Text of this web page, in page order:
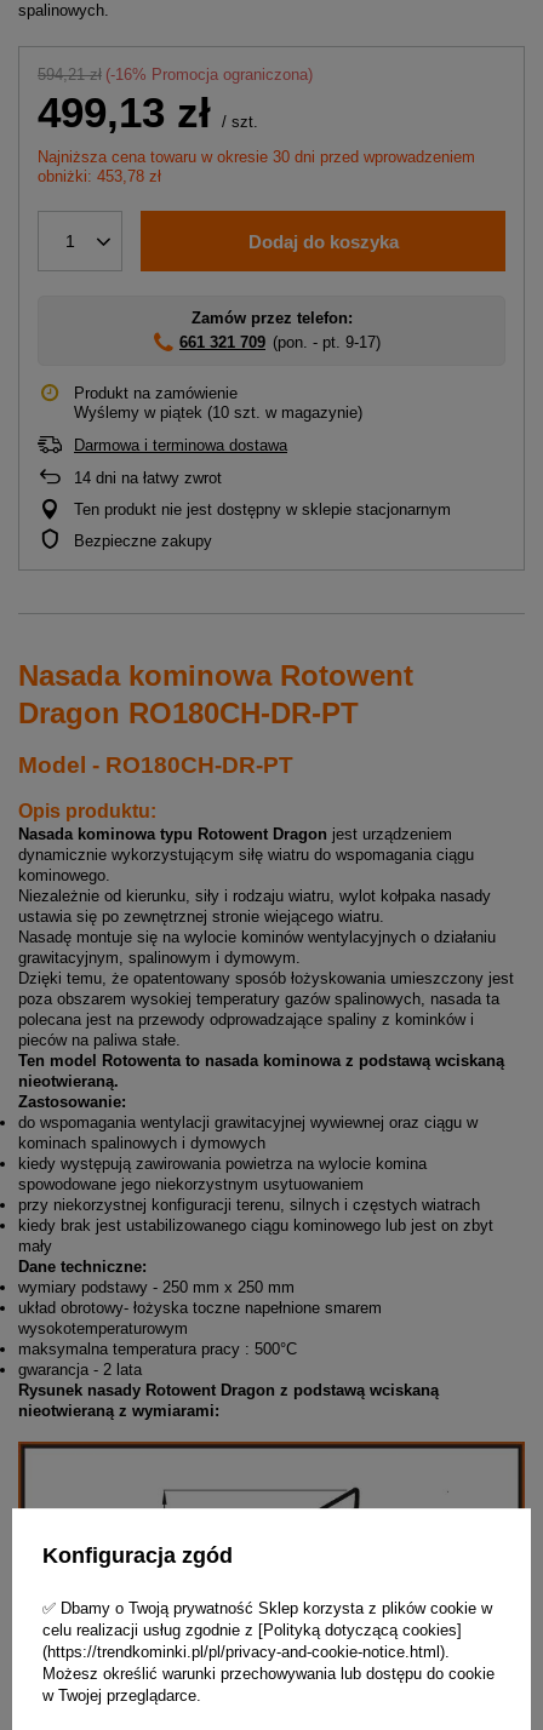
spalinowych.
594,21 zł (-16% Promocja ograniczona)
499,13 zł / szt.
Najniższa cena towaru w okresie 30 dni przed wprowadzeniem
obniżki: 453,78 zł
1 Dodaj do koszyka
Zamów przez telefon:
661 321 709 (pon. - pt. 9-17)
Produkt na zamówienie
Wyślemy w piątek (10 szt. w magazynie)
Darmowa i terminowa dostawa
14 dni na łatwy zwrot
Ten produkt nie jest dostępny w sklepie stacjonarnym
Bezpieczne zakupy
Nasada kominowa Rotowent
Dragon RO180CH-DR-PT
Model - RO180CH-DR-PT
Opis produktu:
Nasada kominowa typu Rotowent Dragon jest urządzeniem
dynamicznie wykorzystującym siłę wiatru do wspomagania ciągu
kominowego.
Niezależnie od kierunku, siły i rodzaju wiatru, wylot kołpaka nasady
ustawia się po zewnętrznej stronie wiejącego wiatru.
Nasadę montuje się na wylocie kominów wentylacyjnych o działaniu
grawitacyjnym, spalinowym i dymowym.
Dzięki temu, że opatentowany sposób łożyskowania umieszczony jest
poza obszarem wysokiej temperatury gazów spalinowych, nasada ta
polecana jest na przewody odprowadzające spaliny z kominków i
pieców na paliwa stałe.
Ten model Rotowenta to nasada kominowa z podstawą wciskaną
nieotwieraną.
Zastosowanie:
do wspomagania wentylacji grawitacyjnej wywiewnej oraz ciągu w
kominach spalinowych i dymowych
kiedy występują zawirowania powietrza na wylocie komina
spowodowane jego niekorzystnym usytuowaniem
przy niekorzystnej konfiguracji terenu, silnych i częstych wiatrach
kiedy brak jest ustabilizowanego ciągu kominowego lub jest on zbyt
mały
Dane techniczne:
wymiary podstawy - 250 mm x 250 mm
układ obrotowy- łożyska toczne napełnione smarem
wysokotemperaturowym
maksymalna temperatura pracy : 500°C
gwarancja - 2 lata
Rysunek nasady Rotowent Dragon z podstawą wciskaną
nieotwieraną z wymiarami:
Konfiguracja zgód
✅ Dbamy o Twoją prywatność Sklep korzysta z plików cookie w
celu realizacji usług zgodnie z [Polityką dotyczącą cookies]
(https://trendkominki.pl/pl/privacy-and-cookie-notice.html).
Możesz określić warunki przechowywania lub dostępu do cookie
w Twojej przeglądarce.